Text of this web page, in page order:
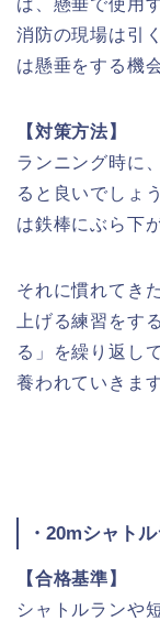
ば、懸垂で使用
消防の現場は引
は懸垂をする機
【対策方法】
ランニング時に
ると良いでしょ
は鉄棒にぶら下
それに慣れてき
上げる練習をす
る」を繰り返し
養われていきます
・20mシャト
【合格基準】
シャトルランや